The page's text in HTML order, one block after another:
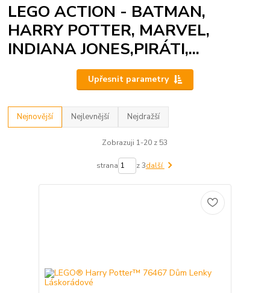
LEGO ACTION - BATMAN,
HARRY POTTER, MARVEL,
INDIANA JONES,PIRÁTI,...
Upřesnit parametry
Nejnovější Nejlevnější Nejdražší
Zobrazuji 1-20 z 53
strana z 3další